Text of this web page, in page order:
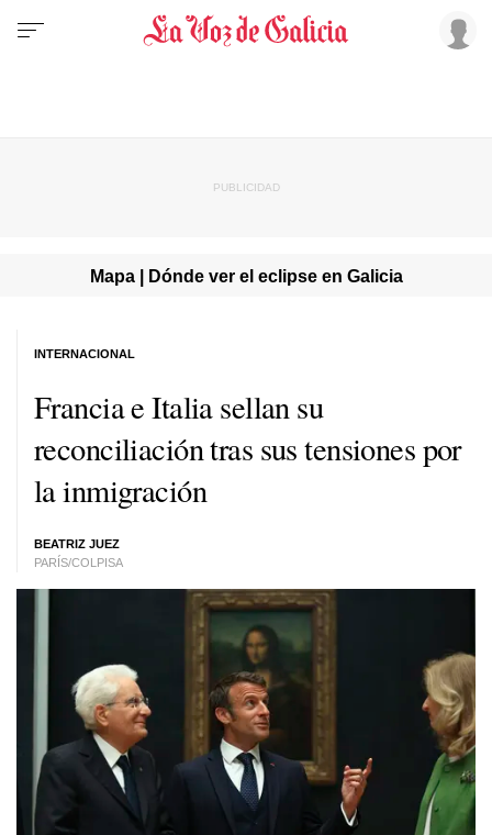
Mapa | Dónde ver el eclipse en Galicia
Francia e Italia sellan su
reconciliación tras sus tensiones por
la inmigración
BEATRIZ JUEZ
PARÍS/COLPISA
INTERNACIONAL